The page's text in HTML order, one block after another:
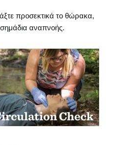
προσεκτικά το θώρακα,
σημάδια αναπνοής.